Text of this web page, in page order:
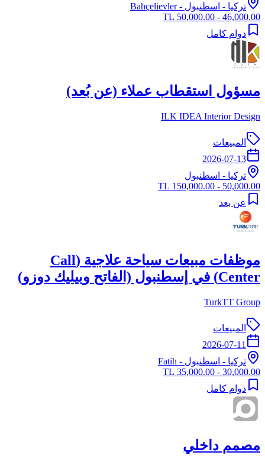
تركيا - اسطنبول - Bahçelievler
46,000.00 - 50,000.00 TL
دوام كامل
مسؤول استقطاب عملاء (عن بُعد)
ILK IDEA Interior Design
المبيعات
2026-07-13
تركيا - اسطنبول
50,000.00 - 150,000.00 TL
عن بعد
موظفات مبيعات سياحة علاجية (Call
Center) في إسطنبول (الفاتح وبيليك دوزو)
TurkTT Group
المبيعات
2026-07-11
تركيا - اسطنبول - Fatih
30,000.00 - 35,000.00 TL
دوام كامل
مصمم داخلي